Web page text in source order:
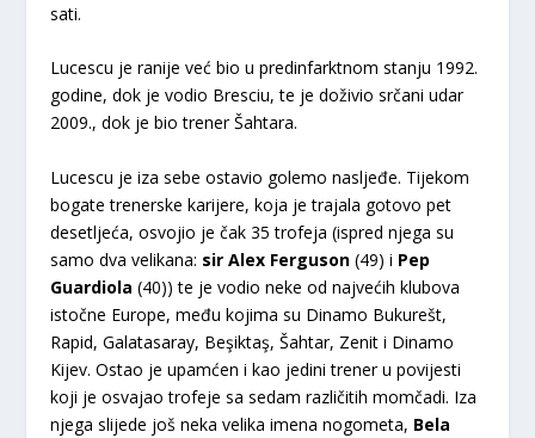
sati.
Lucescu je ranije već bio u predinfarktnom stanju 1992.
godine, dok je vodio Bresciu, te je doživio srčani udar
2009., dok je bio trener Šahtara.
Lucescu je iza sebe ostavio golemo nasljeđe. Tijekom
bogate trenerske karijere, koja je trajala gotovo pet
desetljeća, osvojio je čak 35 trofeja (ispred njega su
samo dva velikana: sir Alex Ferguson(49) i Pep
Guardiola(40)) te je vodio neke od najvećih klubova
istočne Europe, među kojima su Dinamo Bukurešt,
Rapid, Galatasaray, Beşiktaş, Šahtar, Zenit i Dinamo
Kijev. Ostao je upamćen i kao jedini trener u povijesti
koji je osvajao trofeje sa sedam različitih momčadi. Iza
njega slijede još neka velika imena nogometa, Bela